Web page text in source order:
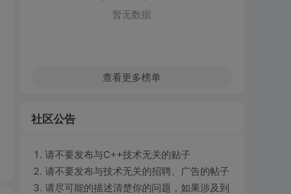
暂无数据
查看更多榜单
社区公告
请不要发布与C++技术无关的贴子
请不要发布与技术无关的招聘、广告的帖子
请尽可能的描述清楚你的问题，如果涉及到